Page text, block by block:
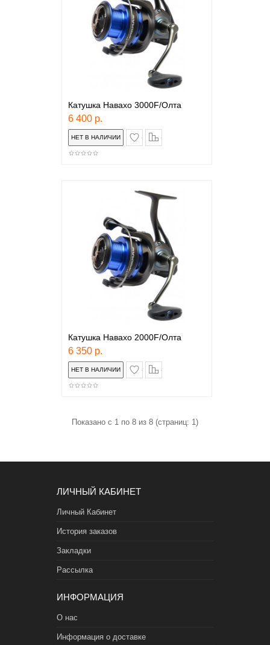
Катушка Навахо 3000F/Олта
6 400 р.
в закладки
Катушка Навахо 2000F/Олта
6 350 р.
в закладки
Показано с 1 по 8 из 8 (страниц: 1)
ЛИЧНЫЙ КАБИНЕТ
Личный Кабинет
История заказов
Закладки
Рассылка
ИНФОРМАЦИЯ
О нас
Информация о доставке